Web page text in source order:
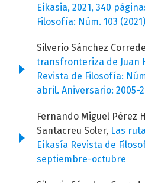
Eikasia, 2021, 340
Filosofía: Núm. 103
Silverio Sánchez
transfronteriza de Juan
Revista de Filosofía:
abril. Aniversario: 2005-
Fernando Miguel Pérez
Santacreu Soler, Las
Eikasía Revista de
septiembre-octubre